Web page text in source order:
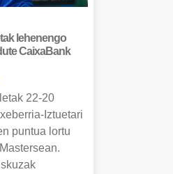
lehenengo
CaixaBank
22-20
Iztuetari
puntua lortu